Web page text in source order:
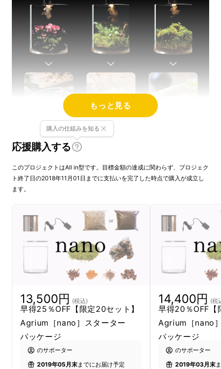
※上記3つの作品例はいずれも、
Agrium［pro］＋シリンダー水槽Lサイズの組
み合わせです。
Agriumとは、「農業」を意味する
culture］と、
流木やコケを観賞して楽しむテラリウム
アグリウムは、観賞だけでなく食べることも目
的となるので、ハーブや新芽野菜、食用花など
「食べられる植物」を中心に、ガラス水槽の中
に景色を構成していきます。
もっと見る
応援購入する
購入の仕組みを知る
このプロジェクトはAll in型です。目標金額の達成に関わらず、プロジェク
ト終了日の2018年11月01日までに支払いを完了した時点で購入が成立し
ます。
13,500円 (税込)
早得25％OFF【限定20セット】
Agrium［nano］スターター
パッケージ
のサポーター
2019年05月末までにお届け予定
14,400円 (税
早得20％OFF【
Agrium［nano
パッケージ
のサポーター
2019年03月末